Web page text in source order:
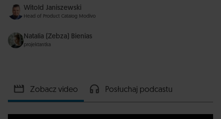
Witold Janiszewski
Head of Product Catalog Modivo
Natalia (Zebza) Bienias
projektantka
Zobacz video Posłuchaj podcastu